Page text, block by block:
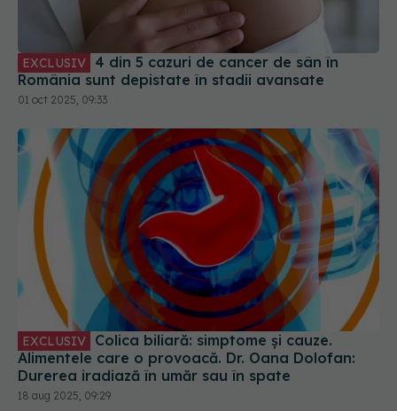
EXCLUSIV
România sunt depistate în stadii avansate
01 oct 2025, 09:33
EXCLUSIV
Alimentele care o provoacă. Dr. Oana Dolofan:
Durerea iradiază în umăr sau în spate
18 aug 2025, 09:29